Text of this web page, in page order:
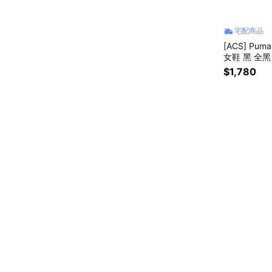
宅配商品
[ACS]
女鞋 黑 全
$1,780